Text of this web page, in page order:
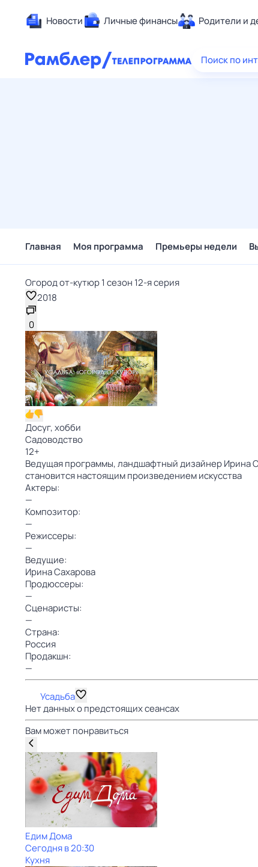
Новости Личные финансы Родители и
Поиск по
Главная Моя программа Премьеры недели
Огород от-кутюр 1 сезон 12-я серия
2018
0
Досуг, хобби
Садоводство
12+
Ведущая программы, ландшафтный дизайнер Ирина
становится настоящим произведением искусства
Актеры:
—
Композитор:
—
Режиссеры:
—
Ведущие:
Ирина Сахарова
Продюссеры:
—
Сценаристы:
—
Страна:
Россия
Продакшн:
—
Усадьба
Нет данных о предстоящих сеансах
Вам может понравиться
Едим Дома
Сегодня в 20:30
Кухня